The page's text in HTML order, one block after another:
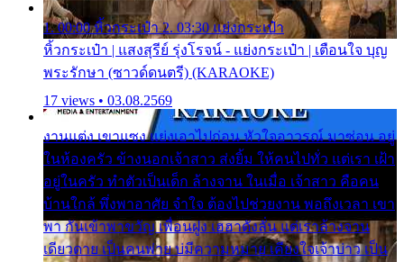
1. 00:00 หิ้วกระเป๋า 2. 03:30 แย่งกระเป๋า
หิ้วกระเป๋า | แสงสุรีย์ รุ่งโรจน์ - แย่งกระเป๋า | เตือนใจ บุญ
พระรักษา (ซาวด์ดนตรี) (KARAOKE)
17 views • 03.08.2569
งานแต่ง เขาแซง แย่งเอาไปก่อน หัวใจอาวรณ์ มาซ่อน อยู่
ในห้องครัว ข้างนอกเจ้าสาว ส่งยิ้ม ให้คนไปทั่ว แต่เรา เฝ้า
อยู่ในครัว ทำตัวเป็นเด็ก ล้างจาน ในเมื่อ เจ้าสาว คือคน
บ้านใกล้ พึ่งพาอาศัย จำใจ ต้องไปช่วยงาน พอถึงเวลา เขา
พา กันเข้าพาขวัญ เพื่อนฝูง เฮฮาดังลั่น แต่เราล้างจาน
เดียวดาย เป็นคนพ่าย บ่มีความหมาย เคียงใจเจ้าบ่าว เป็น